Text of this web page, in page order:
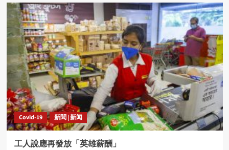
Covid-19 新聞 | 新闻
工人說應再發放「英雄薪酬」